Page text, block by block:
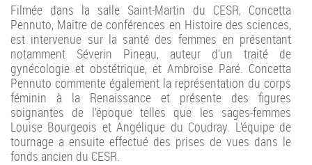
Filmée dans la salle Saint-Martin du CESR, Concetta
Pennuto, Maitre de conférences en Histoire des sciences,
est intervenue sur la santé des femmes en présentant
notamment Séverin Pineau, auteur d’un traité de
gynécologie et obstétrique, et Ambroise Paré. Concetta
Pennuto commente également la représentation du corps
féminin à la Renaissance et présente des figures
soignantes de l’époque telles que les sages-femmes
Louise Bourgeois et Angélique du Coudray. L’équipe de
tournage a ensuite effectué des prises de vues dans le
fonds ancien du CESR.